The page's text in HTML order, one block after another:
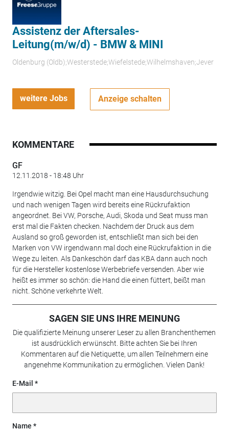
Assistenz der Aftersales-
Leitung(m/w/d) - BMW & MINI
Oldenburg (Oldb);Westerstede;Wiefelstede;Wilhelmshaven;Jever
weitere Jobs Anzeige schalten
KOMMENTARE
GF
12.11.2018 - 18:48 Uhr
Irgendwie witzig. Bei Opel macht man eine Hausdurchsuchung
und nach wenigen Tagen wird bereits eine Rückrufaktion
angeordnet. Bei VW, Porsche, Audi, Skoda und Seat muss man
erst mal die Fakten checken. Nachdem der Druck aus dem
Ausland so groß geworden ist, entschließt man sich bei den
Marken von VW irgendwann mal doch eine Rückrufaktion in die
Wege zu leiten. Als Dankeschön darf das KBA dann auch noch
für die Hersteller kostenlose Werbebriefe versenden. Aber wie
heißt es immer so schön: die Hand die einen füttert, beißt man
nicht. Schöne verkehrte Welt.
SAGEN SIE UNS IHRE MEINUNG
Die qualifizierte Meinung unserer Leser zu allen Branchenthemen
ist ausdrücklich erwünscht. Bitte achten Sie bei Ihren
Kommentaren auf die Netiquette, um allen Teilnehmern eine
angenehme Kommunikation zu ermöglichen. Vielen Dank!
E-Mail
Name